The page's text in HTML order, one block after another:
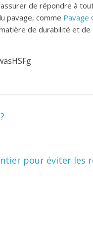
de répondre à
pavage, comme Pavage
de durabilité et de
pour éviter les